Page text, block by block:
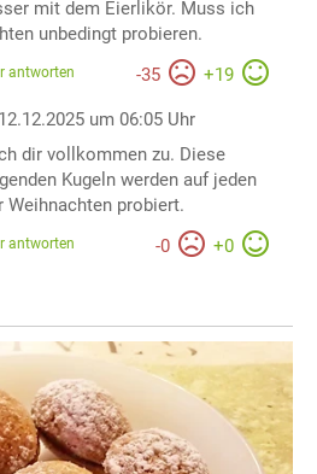
mit dem Eierlikör. Muss ich
unbedingt probieren.
-35 +19
antworten
um 06:05 Uhr
dir vollkommen zu. Diese
Kugeln werden auf jeden
Weihnachten probiert.
-0 +0
antworten